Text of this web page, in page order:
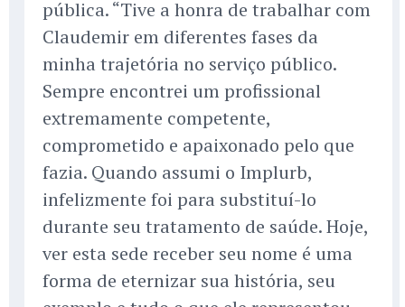
pública. “Tive a honra de trabalhar com
Claudemir em diferentes fases da
minha trajetória no serviço público.
Sempre encontrei um profissional
extremamente competente,
comprometido e apaixonado pelo que
fazia. Quando assumi o Implurb,
infelizmente foi para substituí-lo
durante seu tratamento de saúde. Hoje,
ver esta sede receber seu nome é uma
forma de eternizar sua história, seu